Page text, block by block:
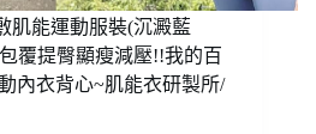
肌能運動服裝(沉澱藍
覆提臀顯瘦減壓!!我的百
內衣背心~肌能衣研製所/